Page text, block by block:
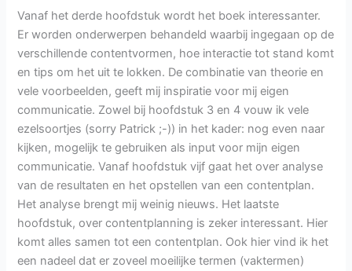
Vanaf het derde hoofdstuk wordt het boek interessanter.
Er worden onderwerpen behandeld waarbij ingegaan op de
verschillende contentvormen, hoe interactie tot stand komt
en tips om het uit te lokken. De combinatie van theorie en
vele voorbeelden, geeft mij inspiratie voor mij eigen
communicatie. Zowel bij hoofdstuk 3 en 4 vouw ik vele
ezelsoortjes (sorry Patrick ;-)) in het kader: nog even naar
kijken, mogelijk te gebruiken als input voor mijn eigen
communicatie. Vanaf hoofdstuk vijf gaat het over analyse
van de resultaten en het opstellen van een contentplan.
Het analyse brengt mij weinig nieuws. Het laatste
hoofdstuk, over contentplanning is zeker interessant. Hier
komt alles samen tot een contentplan. Ook hier vind ik het
een nadeel dat er zoveel moeilijke termen (vaktermen)